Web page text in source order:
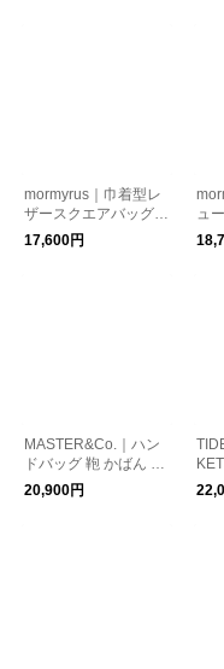
mormyrus｜巾着型レ
ザースクエアバッグ m
077
17,600円
ュ
保
MASTER&Co.｜ハン
ドバッグ 鞄 かばん 手
持ち mc1654
20,900円
保